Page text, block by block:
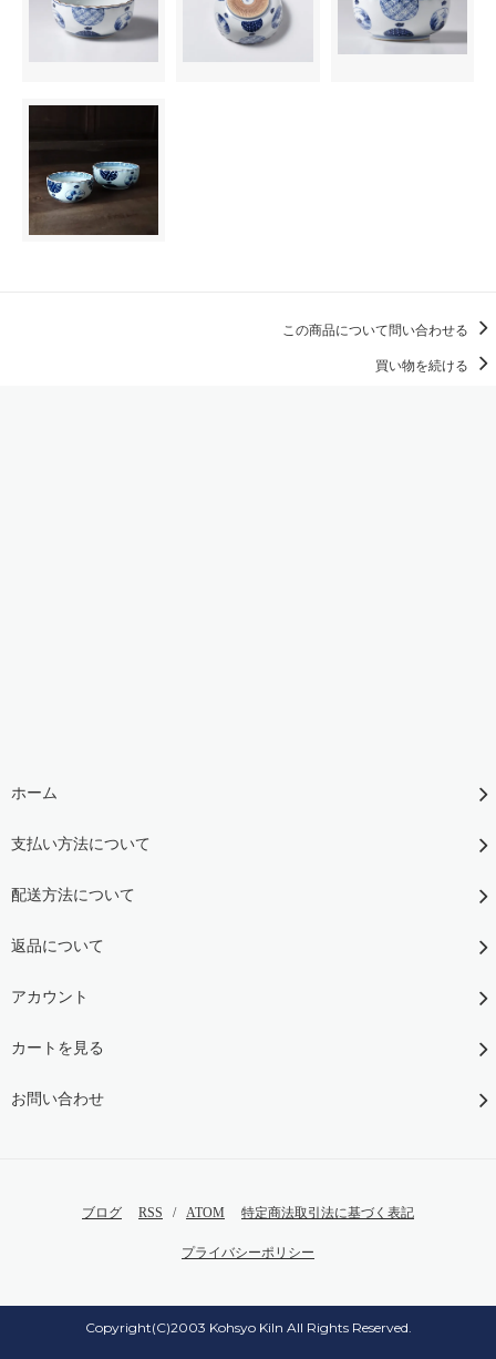
この商品について問い合わせる
買い物を続ける
ホーム
支払い方法について
配送方法について
返品について
アカウント
カートを見る
お問い合わせ
ブログ RSS / ATOM 特定商法取引法に基づく表記
プライバシーポリシー
Copyright(C)2003 Kohsyo Kiln All Rights Reserved.